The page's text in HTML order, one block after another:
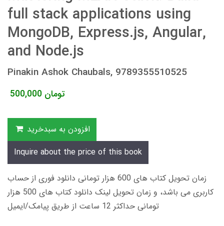
full stack applications using
MongoDB, Express.js, Angular,
and Node.js
Pinakin Ashok Chaubals, 9789355510525
500,000 تومان
افزودن به سبدخرید
Inquire about the price of this book
زمان تحویل کتاب های 600 هزار تومانی دانلود فوری از حساب
کاربری می باشد، و زمان تحویل لینک دانلود کتاب های 500 هزار
تومانی حداکثر 12 ساعت از طریق پیامک/ایمیل